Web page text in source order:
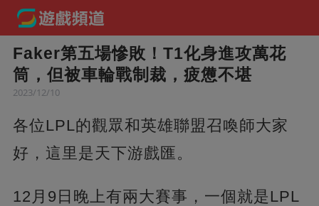
Faker第五場慘敗！T1化身進攻萬花
筒，但被車輪戰制裁，疲憊不堪
2023/12/10
各位LPL的觀眾和英雄聯盟召喚師大家
好，這里是天下游戲匯。
12月9日晚上有兩大賽事，一個就是LPL